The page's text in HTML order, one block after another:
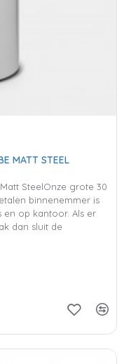
MATT STEEL
Matt SteelOnze grote 30
binnenemmer is
en op kantoor. Als er
dan sluit de